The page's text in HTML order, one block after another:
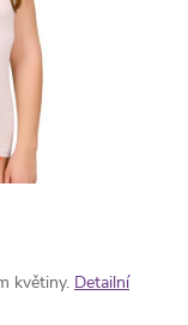
květiny. Detailní